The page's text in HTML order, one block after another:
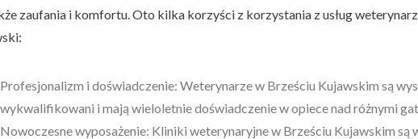
zaufania i komfortu. Oto kilka korzyści z korzystania z usług
Profesjonalizm i doświadczenie: Weterynarze w Brześciu Kujawskim są
wykwalifikowani i mają wieloletnie doświadczenie w opiece nad różnymi
Nowoczesne wyposażenie: Kliniki weterynaryjne w Brześciu Kujawskim są